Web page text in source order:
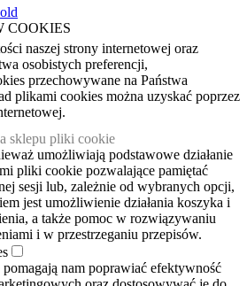
COOKIES
naszej strony internetowej oraz
osobistych preferencji,
przechowywane na Państwa
plikami cookies można uzyskać poprzez
sklepu pliki cookie
umożliwiają podstawowe działanie
pliki cookie pozwalające pamiętać
sesji lub, zależnie od wybranych opcji,
jest umożliwienie działania koszyka i
a także pomoc w rozwiązywaniu
i w przestrzeganiu przepisów.
nam poprawiać efektywność